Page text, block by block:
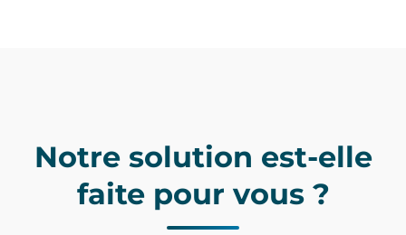
Notre solution est-elle
faite pour vous ?